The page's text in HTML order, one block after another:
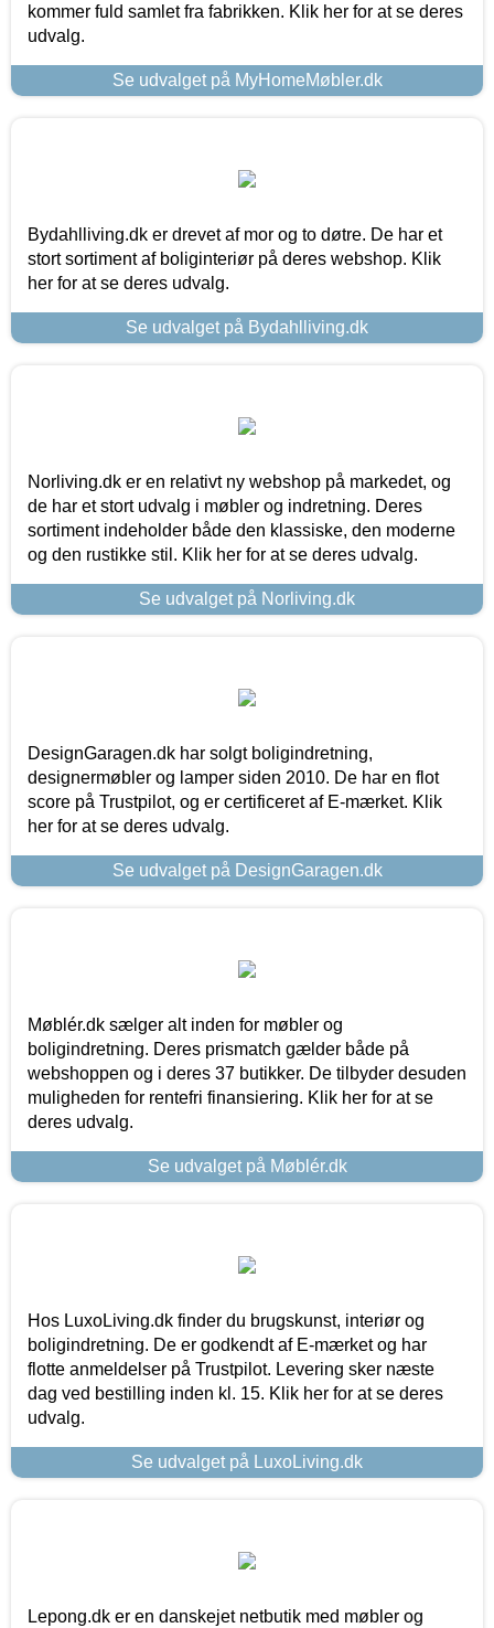
kommer fuld samlet fra fabrikken. Klik her for at se deres
udvalg.
Se udvalget på MyHomeMøbler.dk
Bydahlliving.dk er drevet af mor og to døtre. De har et
stort sortiment af boliginteriør på deres webshop. Klik
her for at se deres udvalg.
Se udvalget på Bydahlliving.dk
Norliving.dk er en relativt ny webshop på markedet, og
de har et stort udvalg i møbler og indretning. Deres
sortiment indeholder både den klassiske, den moderne
og den rustikke stil. Klik her for at se deres udvalg.
Se udvalget på Norliving.dk
DesignGaragen.dk har solgt boligindretning,
designermøbler og lamper siden 2010. De har en flot
score på Trustpilot, og er certificeret af E-mærket. Klik
her for at se deres udvalg.
Se udvalget på DesignGaragen.dk
Møblér.dk sælger alt inden for møbler og
boligindretning. Deres prismatch gælder både på
webshoppen og i deres 37 butikker. De tilbyder desuden
muligheden for rentefri finansiering. Klik her for at se
deres udvalg.
Se udvalget på Møblér.dk
Hos LuxoLiving.dk finder du brugskunst, interiør og
boligindretning. De er godkendt af E-mærket og har
flotte anmeldelser på Trustpilot. Levering sker næste
dag ved bestilling inden kl. 15. Klik her for at se deres
udvalg.
Se udvalget på LuxoLiving.dk
Lepong.dk er en danskejet netbutik med møbler og